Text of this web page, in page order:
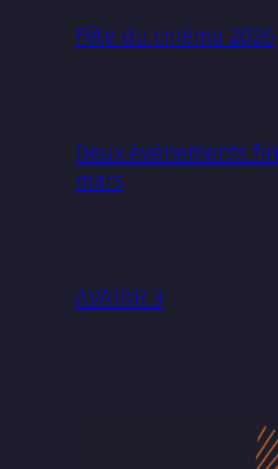
Fête du cinéma 2026
Deux événements fin
mars
AVATAR 3